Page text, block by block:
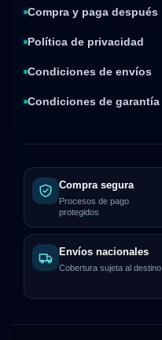
Compra y paga después
Política de privacidad
Condiciones de envíos
Condiciones de garantía
Compra segura
Procesos de pago
protegidos
Envíos nacionales
Cobertura sujeta al destino